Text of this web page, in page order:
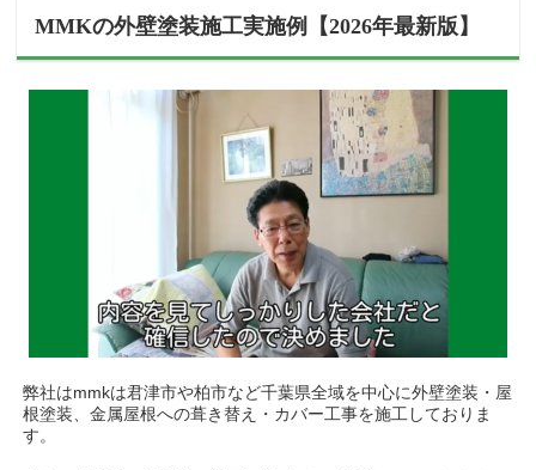
MMKの外壁塗装施工実施例【2026年最新版】
弊社はmmkは君津市や柏市など千葉県全域を中心に外壁塗装・屋
根塗装、金属屋根への葺き替え・カバー工事を施工しておりま
す。